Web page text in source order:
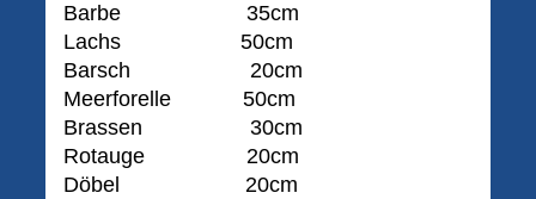
Barbe 35cm
Lachs 50cm
Barsch 20cm
Meerforelle 50cm
Brassen 30cm
Rotauge 20cm
Döbel 20cm